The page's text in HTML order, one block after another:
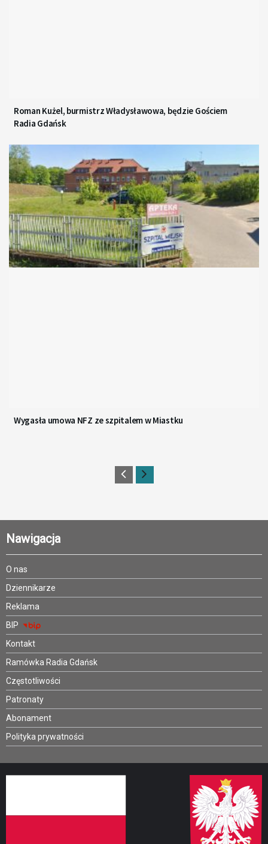
Roman Kużel, burmistrz Władysławowa, będzie Gościem
Radia Gdańsk
Wygasła umowa NFZ ze szpitalem w Miastku
Nawigacja
O nas
Dziennikarze
Reklama
BIP
Kontakt
Ramówka Radia Gdańsk
Częstotliwości
Patronaty
Abonament
Polityka prywatności